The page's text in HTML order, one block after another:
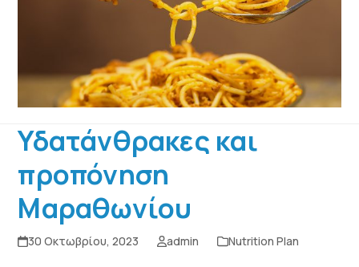
Υδατάνθρακες και
προπόνηση
Μαραθωνίου
30 Οκτωβρίου, 2023 admin Nutrition Plan